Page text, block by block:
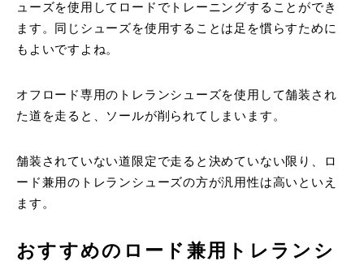
ューズを使用してロードでトレーニングすることができ
ます。同じシューズを使用することは足を慣らすために
もよいですよね。
オフロード専用のトレランシューズを使用して舗装され
た道を走ると、ソールが削られてしまいます。
舗装されていない道限定で走ると決めていない限り、ロ
ード兼用のトレランシューズの方が汎用性は高いといえ
ます。
おすすめのロード兼用トレランシ